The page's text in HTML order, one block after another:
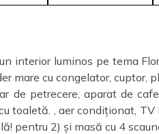
interior luminos pe tema
mare cu congelator, cuptor,
de petrecere, aparat de
toaletă. , aer condiționat,
pentru 2) și masă cu 4